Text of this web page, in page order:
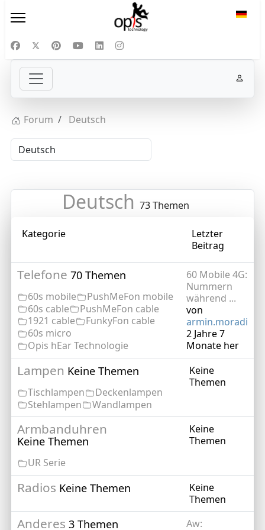
Forum Deutsch
Deutsch 73 Themen
Kategorie
Letzter
Beitrag
Telefone 70 Themen
60s mobile
PushMeFon mobile
60s cable
PushMeFon cable
1921 cable
FunkyFon cable
60s micro
Opis hEar Technologie
60 Mobile 4G:
Nummern
während ...
von
armin.moradi
2 Jahre 7
Monate her
Lampen Keine Themen
Tischlampen
Deckenlampen
Stehlampen
Wandlampen
Keine
Themen
Armbanduhren
Keine Themen
UR Serie
Keine
Themen
Radios Keine Themen
Keine
Themen
Anderes 3 Themen
Aw: